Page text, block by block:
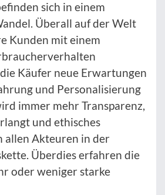
sich in einem
Überall auf der Welt
Kunden mit einem
Käufer neue Erwartungen
und Personalisierung
immer mehr Transparenz,
und ethisches
allen Akteuren in der
Überdies erfahren die
oder weniger starke